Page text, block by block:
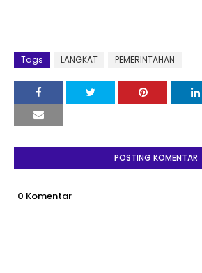
Tags LANGKAT PEMERINTAHAN
POSTING KOMENTAR
0 Komentar